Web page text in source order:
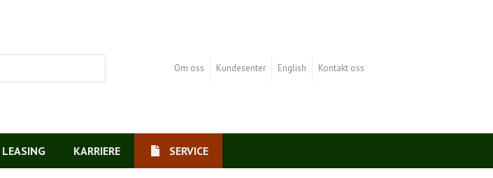
Om oss Kundesenter English Kontakt oss
KARRIERE SERVICE